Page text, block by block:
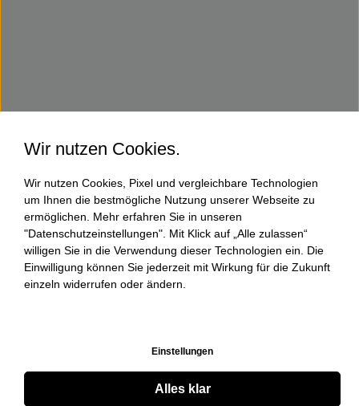
Wir nutzen Cookies.
Wir nutzen Cookies, Pixel und vergleichbare Technologien
um Ihnen die bestmögliche Nutzung unserer Webseite zu
ermöglichen. Mehr erfahren Sie in unseren
"Datenschutzeinstellungen". Mit Klick auf „Alle zulassen“
willigen Sie in die Verwendung dieser Technologien ein. Die
Einwilligung können Sie jederzeit mit Wirkung für die Zukunft
einzeln widerrufen oder ändern.
Einstellungen
Alles klar